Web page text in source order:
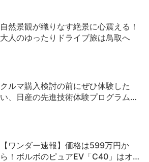
自然景観が織りなす絶景に心震える！
大人のゆったりドライブ旅は鳥取へ
クルマ購入検討の前にぜひ体験した
い、日産の先進技術体験プログラム…
【ワンダー速報】価格は599万円か
ら！ボルボのピュアEV「C40」はオ…